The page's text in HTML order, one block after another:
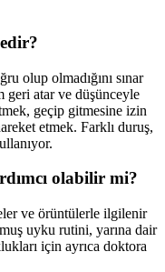
olup olmadığını sınar
geri atar ve düşünceyle
geçip gitmesine izin
etmek. Farklı duruş,
olabilir mi?
ve örüntülerle ilgilenir
uyku rutini, yarına dair
için ayrıca doktora